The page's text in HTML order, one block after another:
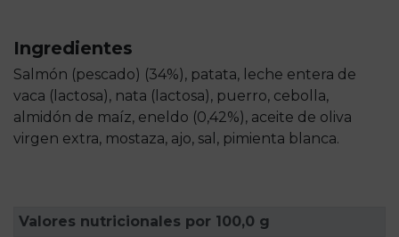
Ingredientes
Salmón (pescado) (34%), patata, leche entera de
vaca (lactosa), nata (lactosa), puerro, cebolla,
almidón de maíz, eneldo (0,42%), aceite de oliva
virgen extra, mostaza, ajo, sal, pimienta blanca.
Valores nutricionales por 100,0 g